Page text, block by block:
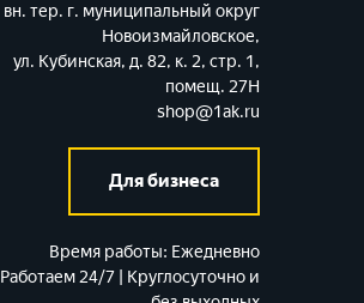
вн. тер. г. муниципальный округ
Новоизмайловское,
ул. Кубинская, д. 82, к. 2, стр. 1,
помещ. 27Н
shop@1ak.ru
Для бизнеса
Время работы: Ежедневно
Работаем 24/7 | Круглосуточно и